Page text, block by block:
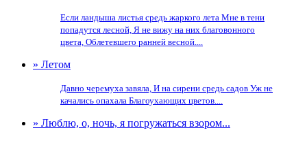
Если ландыша листья средь жаркого лета Мне в тени
попадутся лесной, Я не вижу на них благовонного
цвета, Облетевшего ранней весной....
» Летом
Давно черемуха завяла, И на сирени средь садов Уж не
качались опахала Благоухающих цветов....
» Люблю, о, ночь, я погружаться взором...